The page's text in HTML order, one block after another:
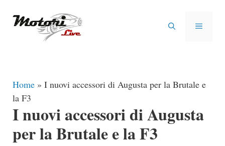
MENU
Home » I nuovi accessori di Augusta per la Brutale e
la F3
I nuovi accessori di Augusta
per la Brutale e la F3